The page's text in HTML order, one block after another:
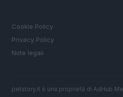
Cookie Policy
Privacy Policy
Note legali
petstory.it è una proprietà di AdHub